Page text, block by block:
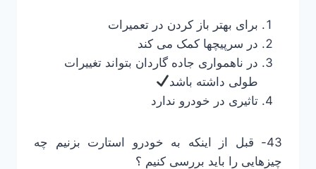
برای بهتر باز کردن در تعمیرات
در سرپیچها کمک می کند
در ناهمواری جاده گاردان بتواند تغییرات
طولی داشته باشد
تاثیری در خودرو ندارد
43- قبل از اینکه به خودرو استارت بزنیم چه
چیزهایی را باید بررسی کنیم ؟